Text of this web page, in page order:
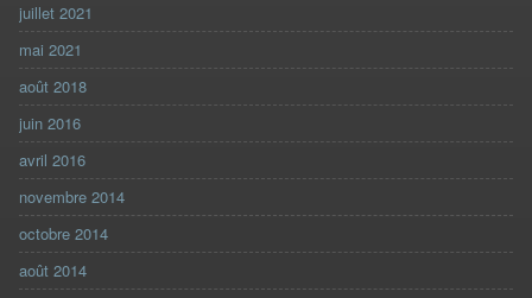
juillet 2021
mai 2021
août 2018
juin 2016
avril 2016
novembre 2014
octobre 2014
août 2014